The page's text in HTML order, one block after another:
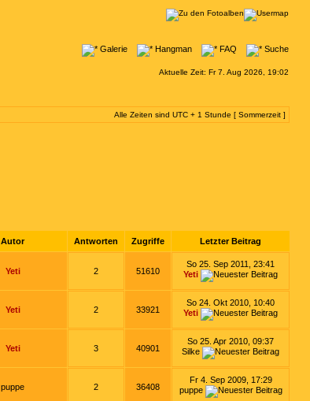
Galerie Hangman FAQ Suche
Aktuelle Zeit: Fr 7. Aug 2026, 19:02
Alle Zeiten sind UTC + 1 Stunde [ Sommerzeit ]
Autor Antworten Zugriffe Letzter Beitrag
Yeti 2 51610
So 25. Sep 2011, 23:41
Yeti
Yeti 2 33921
So 24. Okt 2010, 10:40
Yeti
Yeti 3 40901
So 25. Apr 2010, 09:37
Silke
puppe 2 36408
Fr 4. Sep 2009, 17:29
puppe